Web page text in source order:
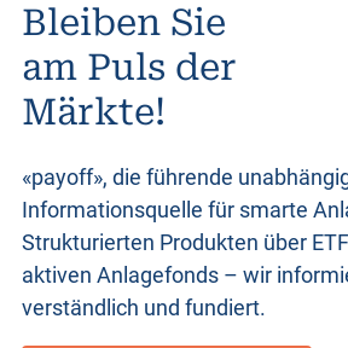
Bleiben Sie
am Puls der
Märkte!
«payoff», die führende
Informationsquelle für smarte
Strukturierten Produkten über
aktiven Anlagefonds – wir
verständlich und fundiert.